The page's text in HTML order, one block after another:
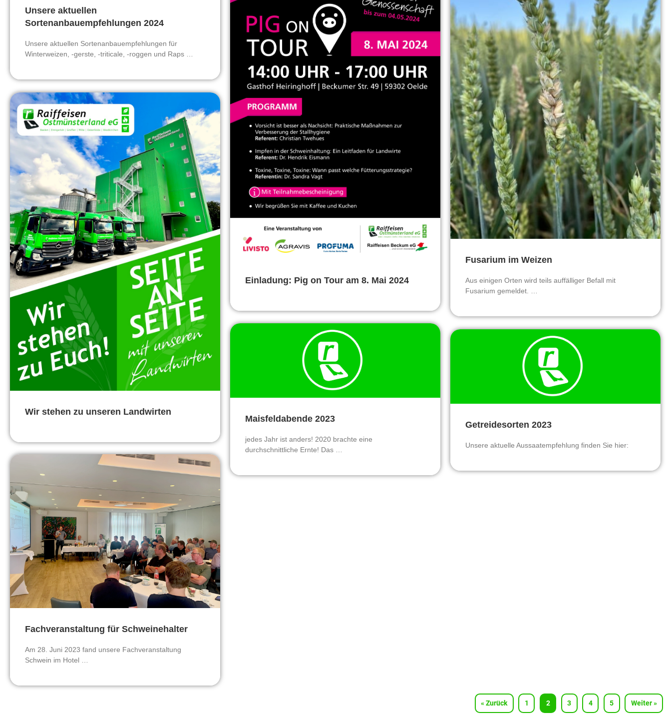
Unsere aktuellen
Sortenanbauempfehlungen 2024
Unsere aktuellen Sortenanbauempfehlungen für
Winterweizen, -gerste, -triticale, -roggen und Raps …
Fusarium im Weizen
Aus einigen Orten wird teils auffälliger Befall mit
Fusarium gemeldet. …
Einladung: Pig on Tour am 8. Mai 2024
Wir stehen zu unseren Landwirten
Maisfeldabende 2023
jedes Jahr ist anders! 2020 brachte eine
durchschnittliche Ernte! Das …
Getreidesorten 2023
Unsere aktuelle Aussaatempfehlung finden Sie hier:
Fachveranstaltung für Schweinehalter
Am 28. Juni 2023 fand unsere Fachveranstaltung
Schwein im Hotel …
« Zurück 1 2 3 4 5 Weiter »